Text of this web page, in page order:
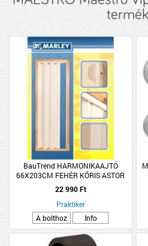
BauTrend HARMONIKAAJTÓ
66X203CM FEHÉR KŐRIS ASTOR
22 990 Ft
Praktiker
A bolthoz
Info